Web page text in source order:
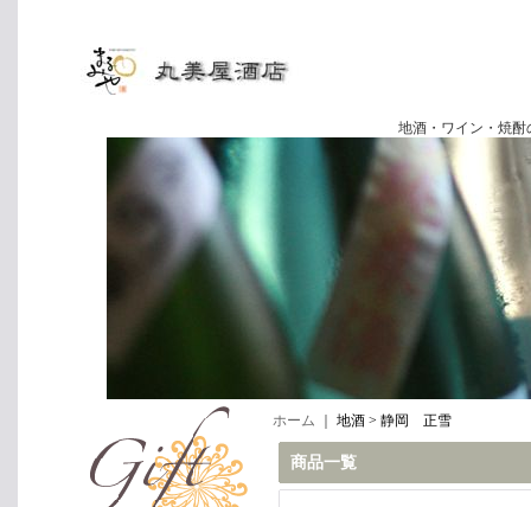
地酒・ワイン・焼酎の専門店
ホーム 地酒 > 静岡 正雪
商品一覧